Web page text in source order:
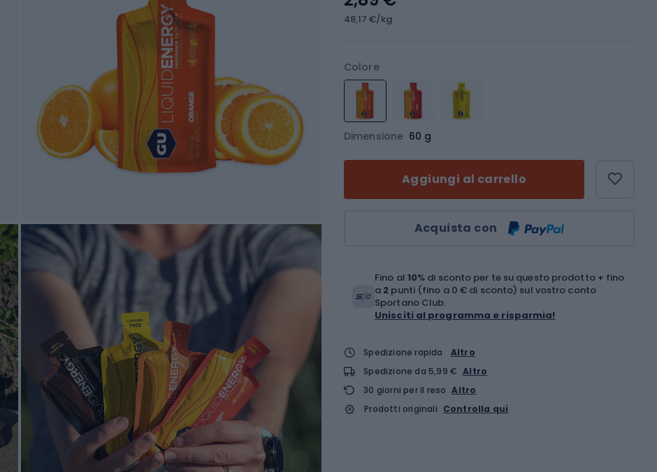
Colore
Dimensione 60 g
Aggiungi al carrello
Acquista con
48,17 €/kg
Fino al 10% di sconto per te su questo prodotto + fino
a 2 punti (fino a 0 € di sconto) sul vostro conto
Sportano Club.
Unisciti al programma e risparmia!
Spedizione rapida
Altro
Spedizione da 5,99 € Altro
30 giorni per il reso Altro
Prodotti originali Controlla qui